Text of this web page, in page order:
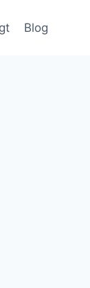
Blog